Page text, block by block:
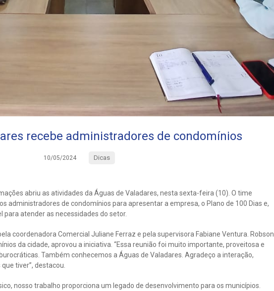
recebe administradores de condomínios
10/05/2024 Dicas
abriu as atividades da Águas de Valadares, nesta sexta-feira (10). O time
administradores de condomínios para apresentar a empresa, o Plano de 100 Dias e,
atender as necessidades do setor.
coordenadora Comercial Juliane Ferraz e pela supervisora Fabiane Ventura. Robson
da cidade, aprovou a iniciativa. “Essa reunião foi muito importante, proveitosa e
Também conhecemos a Águas de Valadares. Agradeço a interação,
tiver”, destacou.
nosso trabalho proporciona um legado de desenvolvimento para os municípios.